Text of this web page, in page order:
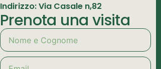
Indirizzo: Via Casale n,82
Prenota una visita